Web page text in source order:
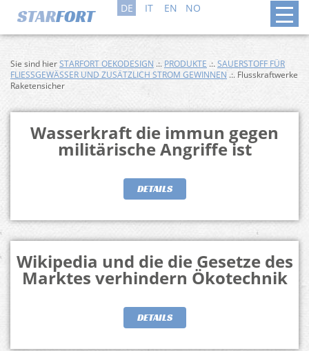
DE IT EN NO
Sie sind hierSTARFORT OEKODESIGN .:. PRODUKTE .:.SAUERSTOFF FÜR
FLIESSGEWÄSSER UND ZUSÄTZLICH STROM GEWINNEN
.:. Flusskraftwerke
Raketensicher
Wasserkraft die immun gegen
militärische Angriffe ist
DETAILS
Wikipedia und die die Gesetze des
Marktes verhindern Ökotechnik
DETAILS